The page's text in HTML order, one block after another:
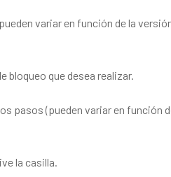
variar en función de la
bloqueo que desea realizar.
pasos (pueden variar en función
la casilla.